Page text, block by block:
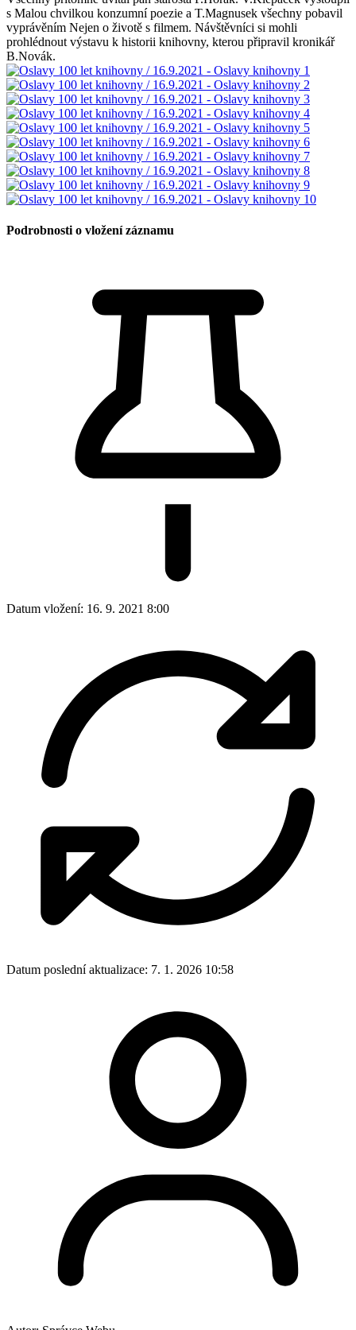
s Malou chvilkou konzumní poezie a T.Magnusek všechny pobavil
vyprávěním Nejen o životě s filmem. Návštěvníci si mohli
prohlédnout výstavu k historii knihovny, kterou připravil kronikář
B.Novák.
Podrobnosti o vložení záznamu
Datum vložení: 16. 9. 2021 8:00
Datum poslední aktualizace: 7. 1. 2026 10:58